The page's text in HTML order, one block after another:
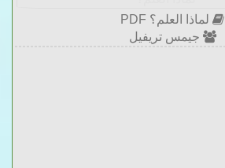
لماذا العلم؟ PDF
جيمس تريفيل